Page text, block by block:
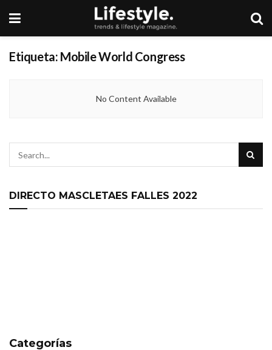
Etiqueta: Mobile World Congress
No Content Available
DIRECTO MASCLETAES FALLES 2022
Categorías